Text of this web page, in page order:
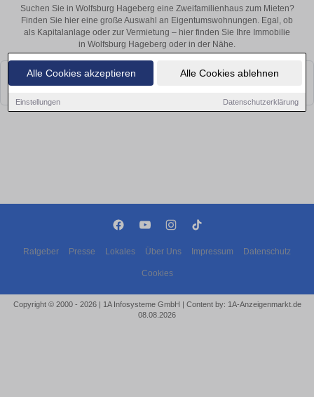
Alle Cookies akzeptieren Alle Cookies ablehnen
Einstellungen Datenschutzerklärung
Suchen Sie in Wolfsburg Hageberg eine Zweifamilienhaus zum Mieten?
Finden Sie hier eine große Auswahl an Eigentumswohnungen. Egal, ob
als Kapitalanlage oder zur Vermietung – hier finden Sie Ihre Immobilie
in Wolfsburg Hageberg oder in der Nähe.
Leider konnten wir derzeit keine passenden Objekte finden. Schauen Sie
bald wieder vorbei!
Ratgeber Presse Lokales Über Uns Impressum Datenschutz
Cookies
Copyright © 2000 - 2026 | 1A Infosysteme GmbH | Content by: 1A-Anzeigenmarkt.de
08.08.2026